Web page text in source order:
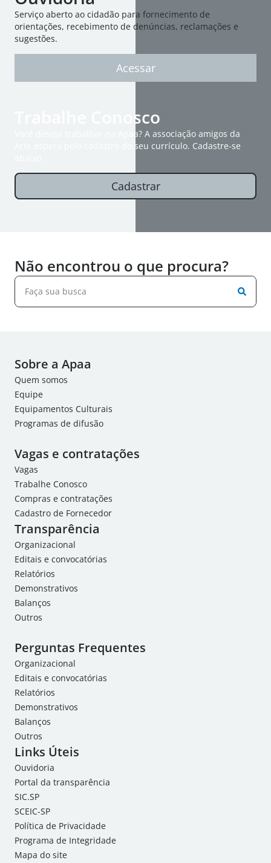
Serviço aberto ao cidadão para fornecimento de
orientações, recebimento de denúncias, reclamações e
sugestões.
Acessar
Trabalhe Conosco
Você deseja trabalhar na Apaa? A associação amigos da
Arte espera pelo cadastro do seu currículo. Cadastre-se
Cadastrar
Não encontrou o que procura?
Sobre a Apaa
Quem somos
Equipe
Equipamentos Culturais
Programas de difusão
Vagas e contratações
Vagas
Trabalhe Conosco
Compras e contratações
Cadastro de Fornecedor
Transparência
Organizacional
Editais e convocatórias
Relatórios
Demonstrativos
Balanços
Outros
Perguntas Frequentes
Organizacional
Editais e convocatórias
Relatórios
Demonstrativos
Balanços
Outros
Links Úteis
Ouvidoria
Portal da transparência
SIC.SP
SCEIC-SP
Política de Privacidade
Programa de Integridade
Mapa do site